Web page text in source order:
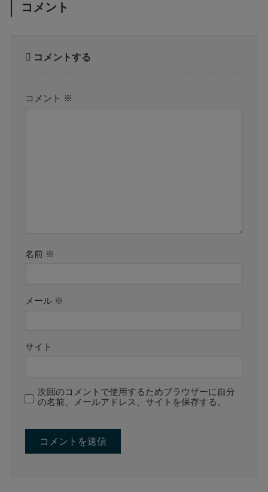
コメント
コメントする
コメント ※
名前 ※
メール ※
サイト
次回のコメントで使用するためブラウザーに自分
の名前、メールアドレス、サイトを保存する。